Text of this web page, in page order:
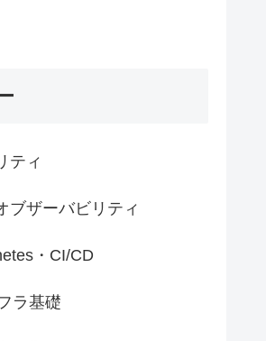
ティ
ブザーバビリティ
・CI/CD
ラ基礎